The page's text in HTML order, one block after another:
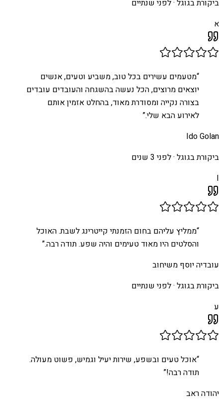
ביקורת בגוגל ·לפני שנתיים
א
“מטעמים עשירים בכל טוב, משביע וטעים, אנשים
יוצאים מרוצים, הכל נעשה בהשגחה והעובדים עובדים
בצורה נקייה ומסודרת מאוד, בהחלט אזמין אותם
לאירוע הבא שלי.”
Ido Golan
ביקורת בגוגל ·לפני 3 שנים
I
“ממליץ עליהם בחום הזמנתי קייטרינג לשבת. האוכל
והסלטים היו מאוד טעימים והיה שפע. תודה רבה.”
עובדיה יוסף משיחוב
ביקורת בגוגל ·לפני שנתיים
ע
“אוכל טעים ובשפע, שירות יעיל וגמיש, פשוט מעולה.
תודה רבה!”
יהודה ראב